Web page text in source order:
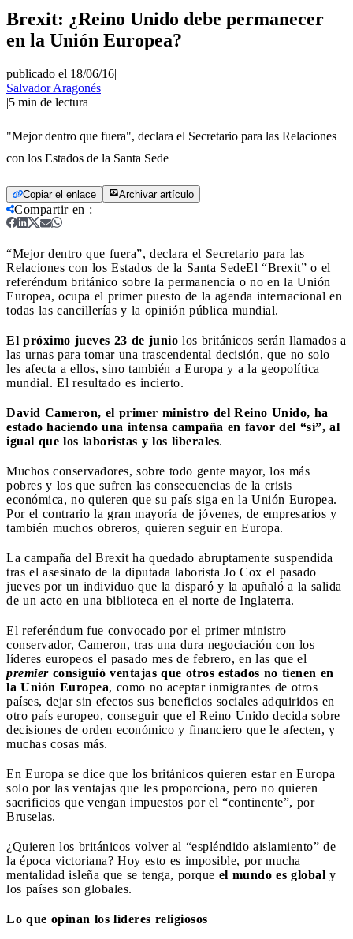
Brexit: ¿Reino Unido debe permanecer
en la Unión Europea?
publicado el 18/06/16|
Salvador Aragonés
|5 min de lectura
"Mejor dentro que fuera", declara el Secretario para las Relaciones
con los Estados de la Santa Sede
Copiar el enlace Archivar artículo
Compartir en :
“Mejor dentro que fuera”, declara el Secretario para las
Relaciones con los Estados de la Santa SedeEl “Brexit” o el
referéndum británico sobre la permanencia o no en la Unión
Europea, ocupa el primer puesto de la agenda internacional en
todas las cancillerías y la opinión pública mundial.
El próximo jueves 23 de junio los británicos serán llamados a
las urnas para tomar una trascendental decisión, que no solo
les afecta a ellos, sino también a Europa y a la geopolítica
mundial. El resultado es incierto.
David Cameron, el primer ministro del Reino Unido, ha
estado haciendo una intensa campaña en favor del “sí”, al
igual que los laboristas y los liberales.
Muchos conservadores, sobre todo gente mayor, los más
pobres y los que sufren las consecuencias de la crisis
económica, no quieren que su país siga en la Unión Europea.
Por el contrario la gran mayoría de jóvenes, de empresarios y
también muchos obreros, quieren seguir en Europa.
La campaña del Brexit ha quedado abruptamente suspendida
tras el asesinato de la diputada laborista Jo Cox el pasado
jueves por un individuo que la disparó y la apuñaló a la salida
de un acto en una biblioteca en el norte de Inglaterra.
El referéndum fue convocado por el primer ministro
conservador, Cameron, tras una dura negociación con los
líderes europeos el pasado mes de febrero, en las que el
premierconsiguió ventajas que otros estados no tienen en
la Unión Europea, como no aceptar inmigrantes de otros
países, dejar sin efectos sus beneficios sociales adquiridos en
otro país europeo, conseguir que el Reino Unido decida sobre
decisiones de orden económico y financiero que le afecten, y
muchas cosas más.
En Europa se dice que los británicos quieren estar en Europa
solo por las ventajas que les proporciona, pero no quieren
sacrificios que vengan impuestos por el “continente”, por
Bruselas.
¿Quieren los británicos volver al “espléndido aislamiento” de
la época victoriana? Hoy esto es imposible, por mucha
mentalidad isleña que se tenga, porque el mundo es global y
los países son globales.
Lo que opinan los líderes religiosos